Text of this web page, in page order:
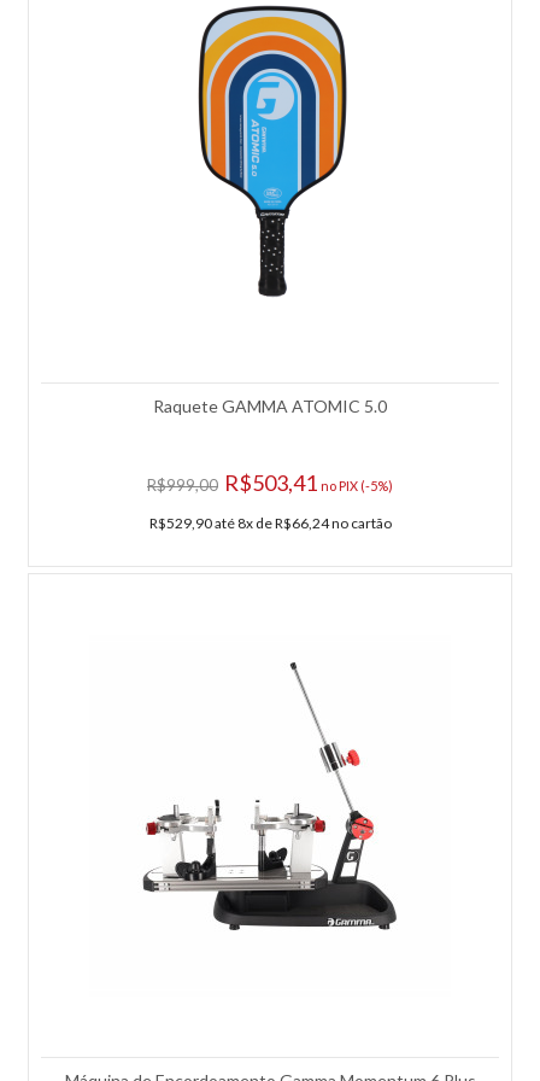
Suporte Tennis Elbow Gamma Band It
produz um calor sutil que estimula o processo natural de cura do
ou esquerdo. Características: - Perfil: Esportivo; - Garantia do
fabricante: Contra defeito de fabricação; - Origem: Importado...
Adicionar à lista de comparação.
Adicionar à lista de desejos.
Raquete GAMMA ATOMIC 5.0
R$999,00 R$503,41 no PIX (-5%)
R$529,90 até 8x de R$66,24 no cartão